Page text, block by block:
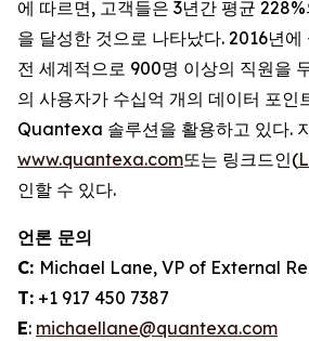
에 따르면, 고객들은 3년간 평균
을 달성한 것으로 나타났다. 2016년
전 세계적으로 900명 이상의 직원을
의 사용자가 수십억 개의 데이터 포인
Quantexa 솔루션을 활용하고 있다.
www.quantexa.com또는 링크드인(
인할 수 있다.
언론 문의
C: Michael Lane, VP of External
T: +1 917 450 7387
E: michaellane@quantexa.com